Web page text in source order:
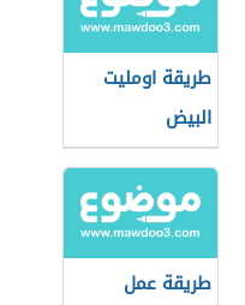
طريقة اومليت
البيض
طريقة عمل